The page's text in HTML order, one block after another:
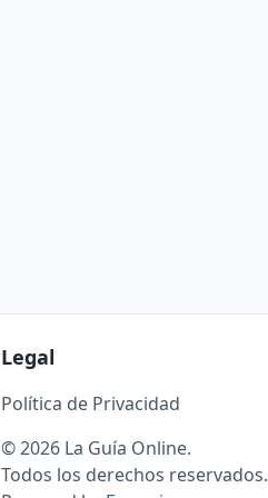
Legal
Política de Privacidad
© 2026 La Guía Online.
Todos los derechos reservados.